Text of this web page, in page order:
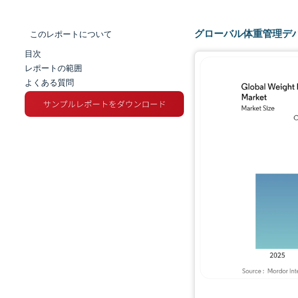
このレポートについて
マーケットスナップショット
市場概要
主な市場動向
目次
レポートの範囲
よくある質問
グローバル体重管理デ